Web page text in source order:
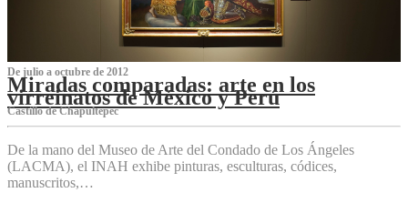
De julio a octubre de 2012
Miradas comparadas: arte en los
virreinatos de México y Perú
Castillo de Chapultepec
De la mano del Museo de Arte del Condado de Los Ángeles
(LACMA), el INAH exhibe pinturas, esculturas, códices,
manuscritos,…